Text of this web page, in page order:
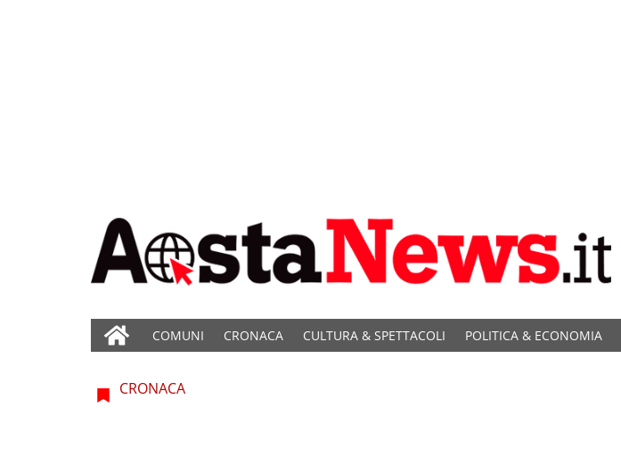
COMUNI CRONACA CULTURA & SPETTACOLI POLITICA & ECONOMIA
CRONACA